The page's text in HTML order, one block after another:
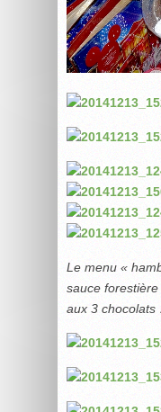
Le menu «
sauce
aux 3